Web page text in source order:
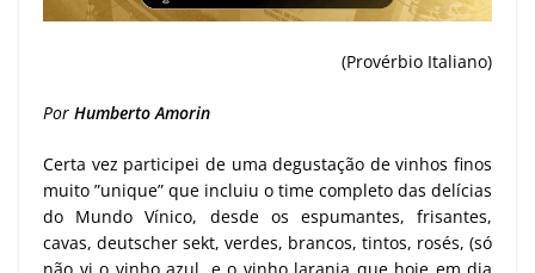
(Provérbio Italiano)
Por Humberto Amorin
Certa vez participei de uma degustação de vinhos finos
muito ”unique” que incluiu o time completo das delícias
do Mundo Vínico, desde os espumantes, frisantes,
cavas, deutscher sekt, verdes, brancos, tintos, rosés, (só